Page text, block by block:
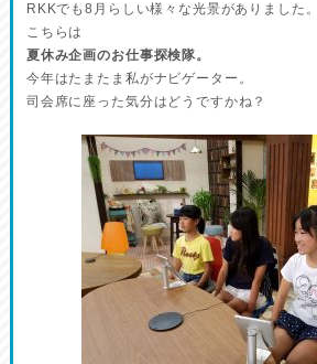
RKKでも8月らしい様々な光景がありました。
こちらは
夏休み企画のお仕事探検隊。
今年はたまたま私がナビゲーター。
司会席に座った気分はどうですかね？